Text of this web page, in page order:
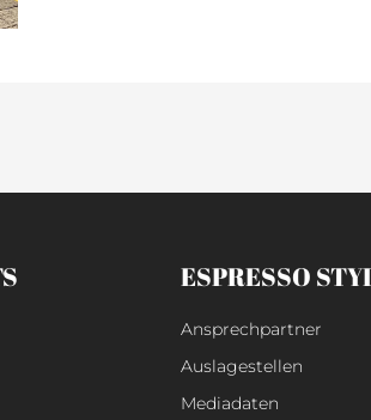
ESPRESSO
Ansprechpartner
Auslagestellen
Mediadaten